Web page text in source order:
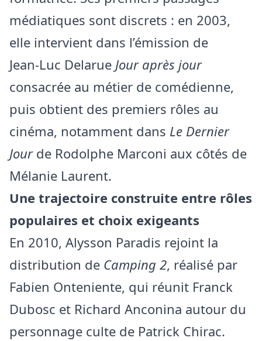
médiatiques sont discrets : en 2003,
elle intervient dans l’émission de
Jean‑Luc Delarue Jour après jour
consacrée au métier de comédienne,
puis obtient des premiers rôles au
cinéma, notamment dans Le Dernier
Jourde Rodolphe Marconi aux côtés de
Mélanie Laurent.
Une trajectoire construite entre rôles
populaires et choix exigeants
En 2010, Alysson Paradis rejoint la
distribution de Camping 2, réalisé par
Fabien Onteniente, qui réunit Franck
Dubosc et Richard Anconina autour du
personnage culte de Patrick Chirac.